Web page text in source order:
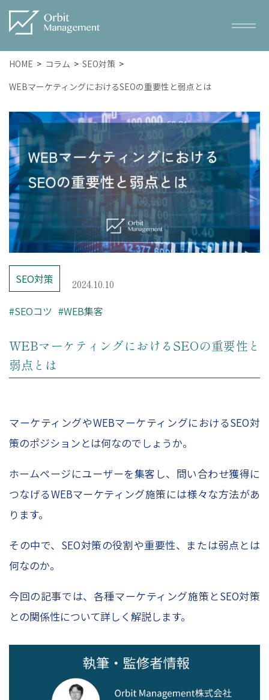
Service
サービス一覧
– トータルWEBマーケティング
– SEO対策
– WEB広告
– ホームページ・LP制作
– レポーティング
Price
コンサルティング料金
Company
HOME
会社概要
コンサルタント紹介
採用情報
お問い合わせ
資料請求申し込み
レポーティングサービスお申込み
Column
コラムトップ
HOME コラム
SEO対策
WEBマーケティングにおけるSEOの重要性と弱点とは
SEO対策
2024.10.10
#SEOコツ #WEB集客
WEBマーケティングにおけるSEOの重要性と
弱点とは
マーケティングやWEBマーケティングにおけるSEO対
策のポジションとは何なのでしょうか。
ホームページにユーザーを集客し、問い合わせ獲得に
つなげるWEBマーケティング施策には様々な方法があ
ります。
その中で、SEO対策の役割や重要性、または弱点とは
何なのか。
今回の記事では、各種マーケティング施策とSEO対策
との関係性について詳しく解説します。